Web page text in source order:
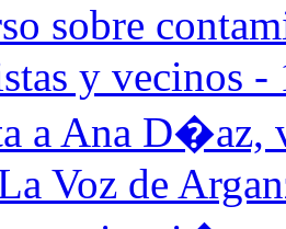
sobre
y vecinos
a Ana D�az,
Voz de